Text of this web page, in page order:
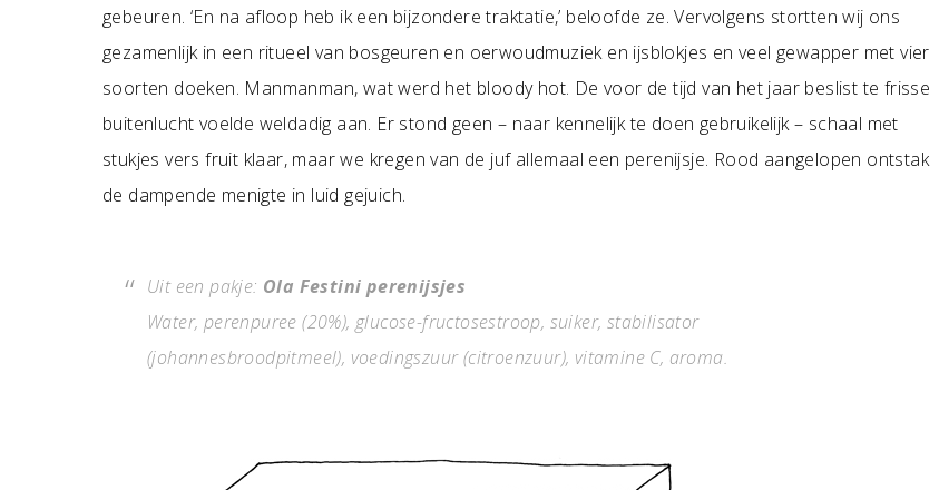
gebeuren. ‘En na afloop heb ik een bijzondere traktatie,’ beloofde ze. Vervolgens stortten wij ons
gezamenlijk in een ritueel van bosgeuren en oerwoudmuziek en ijsblokjes en veel gewapper met vier
soorten doeken. Manmanman, wat werd het bloody hot. De voor de tijd van het jaar beslist te frisse
buitenlucht voelde weldadig aan. Er stond geen – naar kennelijk te doen gebruikelijk – schaal met
stukjes vers fruit klaar, maar we kregen van de juf allemaal een perenijsje. Rood aangelopen ontstak
de dampende menigte in luid gejuich.
Uit een pakje: Ola Festini perenijsjes
Water, perenpuree (20%), glucose-fructosestroop, suiker, stabilisator
(johannesbroodpitmeel), voedingszuur (citroenzuur), vitamine C, aroma.